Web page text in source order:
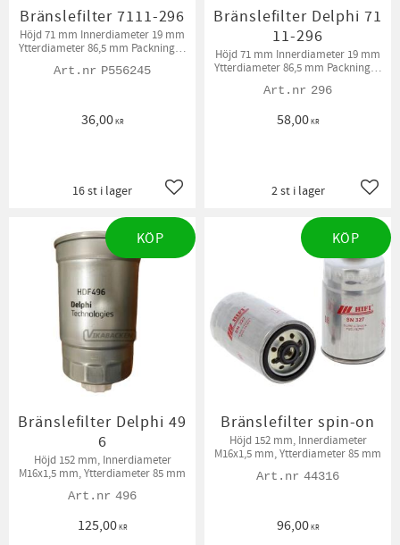
Bränslefilter 7111-296
Höjd 71 mm Innerdiameter 19 mm
Ytterdiameter 86,5 mm Packningar
P556245
36,00KR
Lägg till i favoriter
16 st i lager
Bränslefilter Delphi 71
11-296
Höjd 71 mm Innerdiameter 19 mm
Ytterdiameter 86,5 mm Packningar
296
58,00KR
2 st i lager
Bränslefilter Delphi 49
6
Höjd 152 mm, Innerdiameter
M16x1,5 mm, Ytterdiameter 85 mm
496
125,00KR
KÖP
Bränslefilter spin-on
Höjd 152 mm, Innerdiameter
M16x1,5 mm, Ytterdiameter 85 mm
44316
96,00KR
KÖP